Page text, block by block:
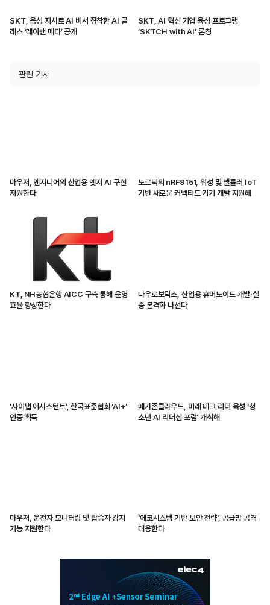
SKT, 음성 지시로 AI 비서 장착한 AI 글
래스 ‘레이밴 메타’ 공개
SKT, AI 혁신 기업 육성 프로그램
‘SKTCH with AI’ 론칭
관련 기사
마우저, 엔지니어의 산업용 엣지 AI 구현
지원한다
노르딕의 nRF9151, 위성 및 셀룰러 IoT
기반 새로운 커넥티드 기기 개발 지원해
KT, NH농협은행 AICC 구축 통해 운영
효율 향상한다
나우로보틱스, 산업용 휴머노이드 개발·실
증 본격화 나선다
'사이냅 어시스턴트', 한국표준협회 'AI+'
인증 획득
메가존클라우드, 미래 테크 리더 육성 ‘청
소년 AI 리더십 포럼’ 개최해
마우저, 운전자 모니터링 및 탑승자 감지
기능 지원한다
'에코시스템 기반 보안 전략', 공급망 공격
대응한다